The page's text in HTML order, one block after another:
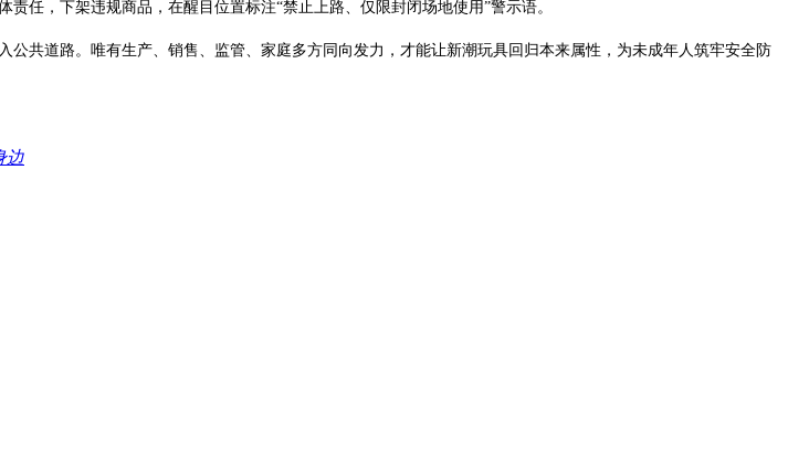
任，下架违规商品，在醒目位置标注“禁止上路、仅限封闭场地使用”警示语。
共道路。唯有生产、销售、监管、家庭多方同向发力，才能让新潮玩具回归本来属性，为未成年人筑牢安全防
边